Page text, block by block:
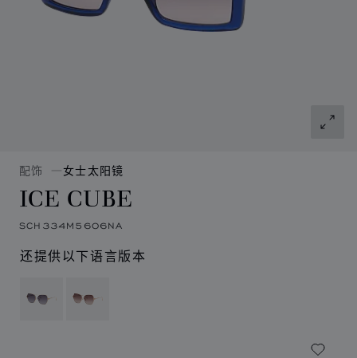
配饰 女士太阳镜
ICE CUBE
SCH334M5606NA
还提供以下语言版本